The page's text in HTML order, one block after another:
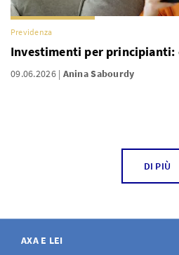
Previdenza
Investimenti per principianti:
09.06.2026 Anina Sabourdy
DI PIÙ
AXA E LEI